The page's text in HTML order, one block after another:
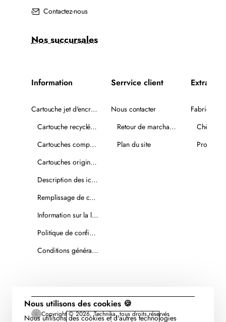
Nous utilisons des cookies 🍪
Nous utilisons des cookies et d'autres technologies
Contactez-nous
Nos succursales
Information
Cartouche jet d'encre recyclée
Cartouche recyclée PLUS
Cartouches compatibles
Cartouches originales
Description des icônes
Remplissage de cartouches
Information sur la livraison
Politique de confidentialité
Conditions générales de vente
Serrvice client
Nous contacter
Retour de marchandise
Plan du site
Extra
Fabricants
Copyright © 2026, Technika, tous droits réservés